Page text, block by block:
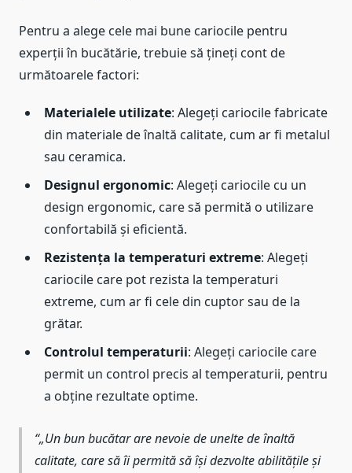
Pentru a alege cele mai bune cariocile pentru
experții în bucătărie, trebuie să țineți cont de
următoarele factori:
Materialele utilizate: Alegeți cariocile fabricate
din materiale de înaltă calitate, cum ar fi metalul
sau ceramica.
Designul ergonomic: Alegeți cariocile cu un
design ergonomic, care să permită o utilizare
confortabilă și eficientă.
Rezistența la temperaturi extreme: Alegeți
cariocile care pot rezista la temperaturi
extreme, cum ar fi cele din cuptor sau de la
grătar.
Controlul temperaturii: Alegeți cariocile care
permit un control precis al temperaturii, pentru
a obține rezultate optime.
„Un bun bucătar are nevoie de unelte de înaltă
calitate, care să îi permită să își dezvolte abilitățile și